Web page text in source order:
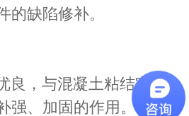
的缺陷修补。
品特点
良，与混凝土粘结牢
强、加固的作用。